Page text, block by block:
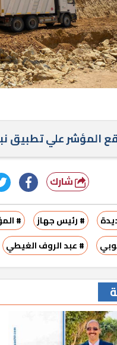
المؤشر علي تطبيق
شارك
# رئيس جهاز #
# عبد الروف الغيطي